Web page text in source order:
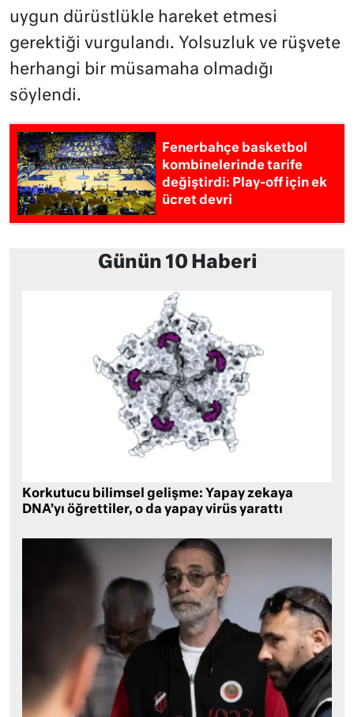
uygun dürüstlükle hareket etmesi
gerektiği vurgulandı. Yolsuzluk ve rüşvete
herhangi bir müsamaha olmadığı
söylendi.
Fenerbahçe basketbol
kombinelerinde tarife
değiştirdi: Play-off için ek
ücret devri
Günün 10 Haberi
Korkutucu bilimsel gelişme: Yapay zekaya
DNA’yı öğrettiler, o da yapay virüs yarattı